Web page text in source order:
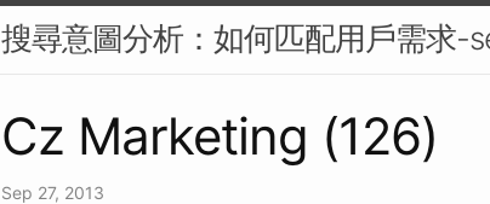
搜尋意圖分析：如何匹配用戶需求-
Cz Marketing (126)
Sep 27, 2013